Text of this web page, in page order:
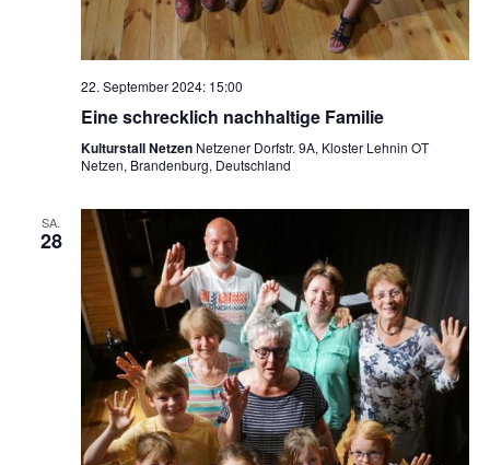
22. September 2024: 15:00
Eine schrecklich nachhaltige Familie
Kulturstall Netzen Netzener Dorfstr. 9A, Kloster Lehnin OT
Netzen, Brandenburg, Deutschland
SA.
28